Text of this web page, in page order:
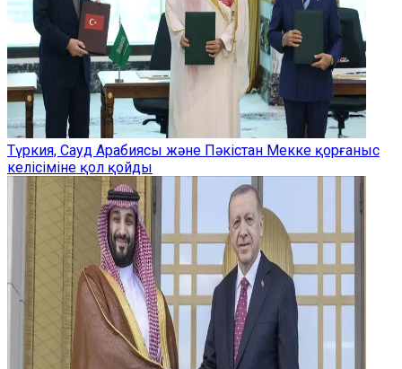
Түркия, Сауд Арабиясы және Пәкістан Мекке қорғаныс
келісіміне қол қойды